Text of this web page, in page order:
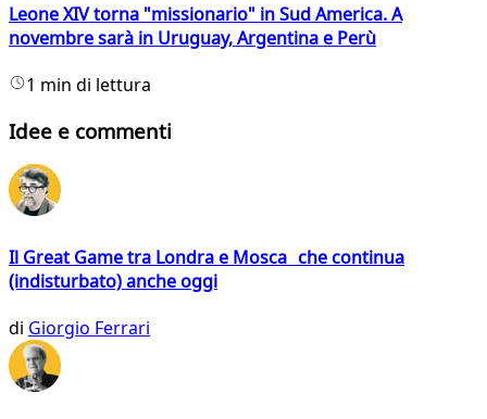
Leone XIV torna "missionario" in Sud America. A
novembre sarà in Uruguay, Argentina e Perù
1 min di lettura
Idee e commenti
Il Great Game tra Londra e Mosca che continua
(indisturbato) anche oggi
di Giorgio Ferrari